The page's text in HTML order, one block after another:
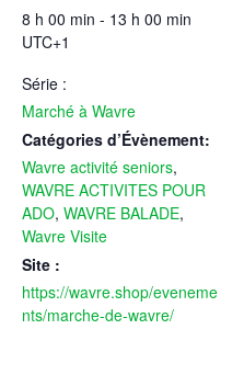
8 h 00 min - 13 h 00 min
UTC+1
Série :
Marché à Wavre
Catégories d’Évènement:
Wavre activité seniors,
WAVRE ACTIVITES POUR
ADO, WAVRE BALADE,
Wavre Visite
Site :
https://wavre.shop/eveneme
nts/marche-de-wavre/